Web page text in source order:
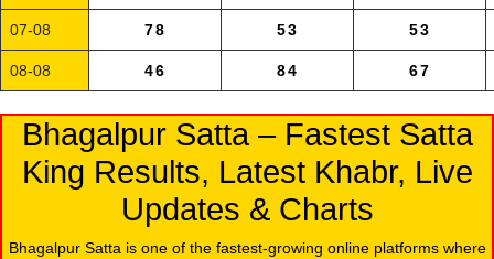
07-08 78 53 53
08-08 46 84 67
Bhagalpur Satta – Fastest Satta
King Results, Latest Khabr, Live
Updates & Charts
Bhagalpur Satta is one of the fastest-growing online platforms where